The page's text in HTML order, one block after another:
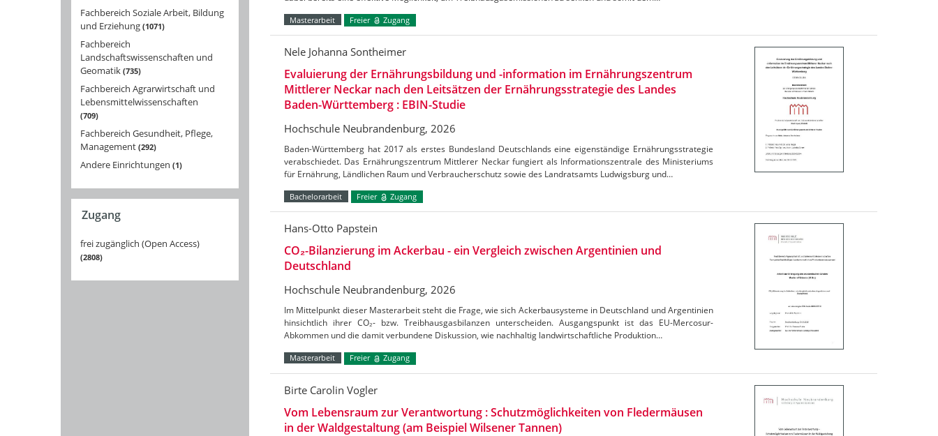
Fachbereich Soziale Arbeit, Bildung
und Erziehung 1071
Fachbereich
Landschaftswissenschaften und
Geomatik 735
Fachbereich Agrarwirtschaft und
Lebensmittelwissenschaften
709
Fachbereich Gesundheit, Pflege,
Management 292
Andere Einrichtungen 1
Zugang
frei zugänglich (Open Access)
2808
Masterarbeit Freier Zugang
Nele Johanna Sontheimer
Evaluierung der Ernährungsbildung und -information im Ernährungszentrum
Mittlerer Neckar nach den Leitsätzen der Ernährungsstrategie des Landes
Baden-Württemberg : EBIN-Studie
Hochschule Neubrandenburg, 2026
Baden-Württemberg hat 2017 als erstes Bundesland Deutschlands eine eigenständige Ernährungsstrategie
verabschiedet. Das Ernährungszentrum Mittlerer Neckar fungiert als Informationszentrale des Ministeriums
für Ernährung, Ländlichen Raum und Verbraucherschutz sowie des Landratsamts Ludwigsburg und…
Bachelorarbeit Freier Zugang
Hans-Otto Papstein
CO₂-Bilanzierung im Ackerbau - ein Vergleich zwischen Argentinien und
Deutschland
Hochschule Neubrandenburg, 2026
Im Mittelpunkt dieser Masterarbeit steht die Frage, wie sich Ackerbausysteme in Deutschland und Argentinien
hinsichtlich ihrer CO₂- bzw. Treibhausgasbilanzen unterscheiden. Ausgangspunkt ist das EU-Mercosur-
Abkommen und die damit verbundene Diskussion, wie nachhaltig landwirtschaftliche Produktion…
Masterarbeit Freier Zugang
Birte Carolin Vogler
Vom Lebensraum zur Verantwortung : Schutzmöglichkeiten von Fledermäusen
in der Waldgestaltung (am Beispiel Wilsener Tannen)